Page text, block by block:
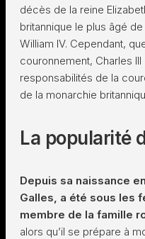
décès de la reine
britannique le plus âgé
William IV. Cependant,
couronnement, Charles
responsabilités de la
de la monarchie
La popularité
Depuis sa naissance
Galles, a été sous les
membre de la famille
alors qu’il se prépare à